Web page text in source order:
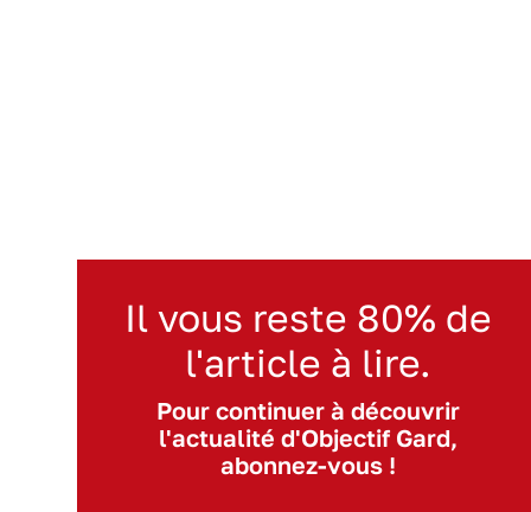
Il vous reste 80% de
l'article à lire.
Pour continuer à découvrir
l'actualité d'Objectif Gard,
abonnez-vous !